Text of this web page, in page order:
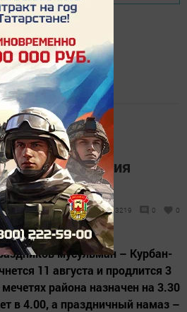
проведения
байрам
08:42 3219 0 0
мусульман – Курбан-
11 августа и продлится 3
района назначен на 3.30
в 4.00, а праздничный намаз –